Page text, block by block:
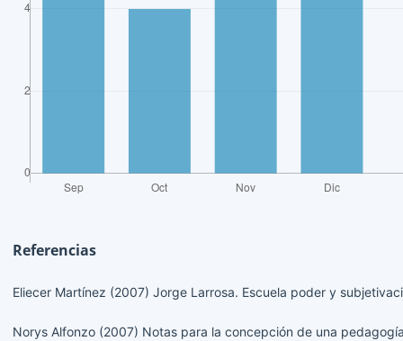
Referencias
Eliecer Martínez (2007) Jorge Larrosa. Escuela poder y
Norys Alfonzo (2007) Notas para la concepción de una